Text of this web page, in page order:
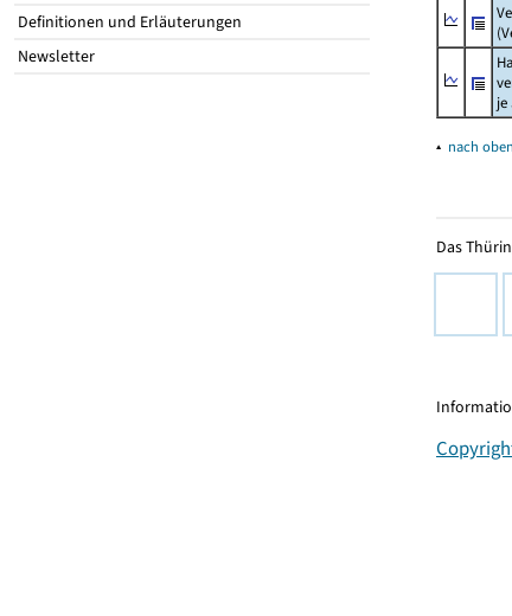
Definitionen und Erläuterungen
Newsletter
▴ nach oben
Das